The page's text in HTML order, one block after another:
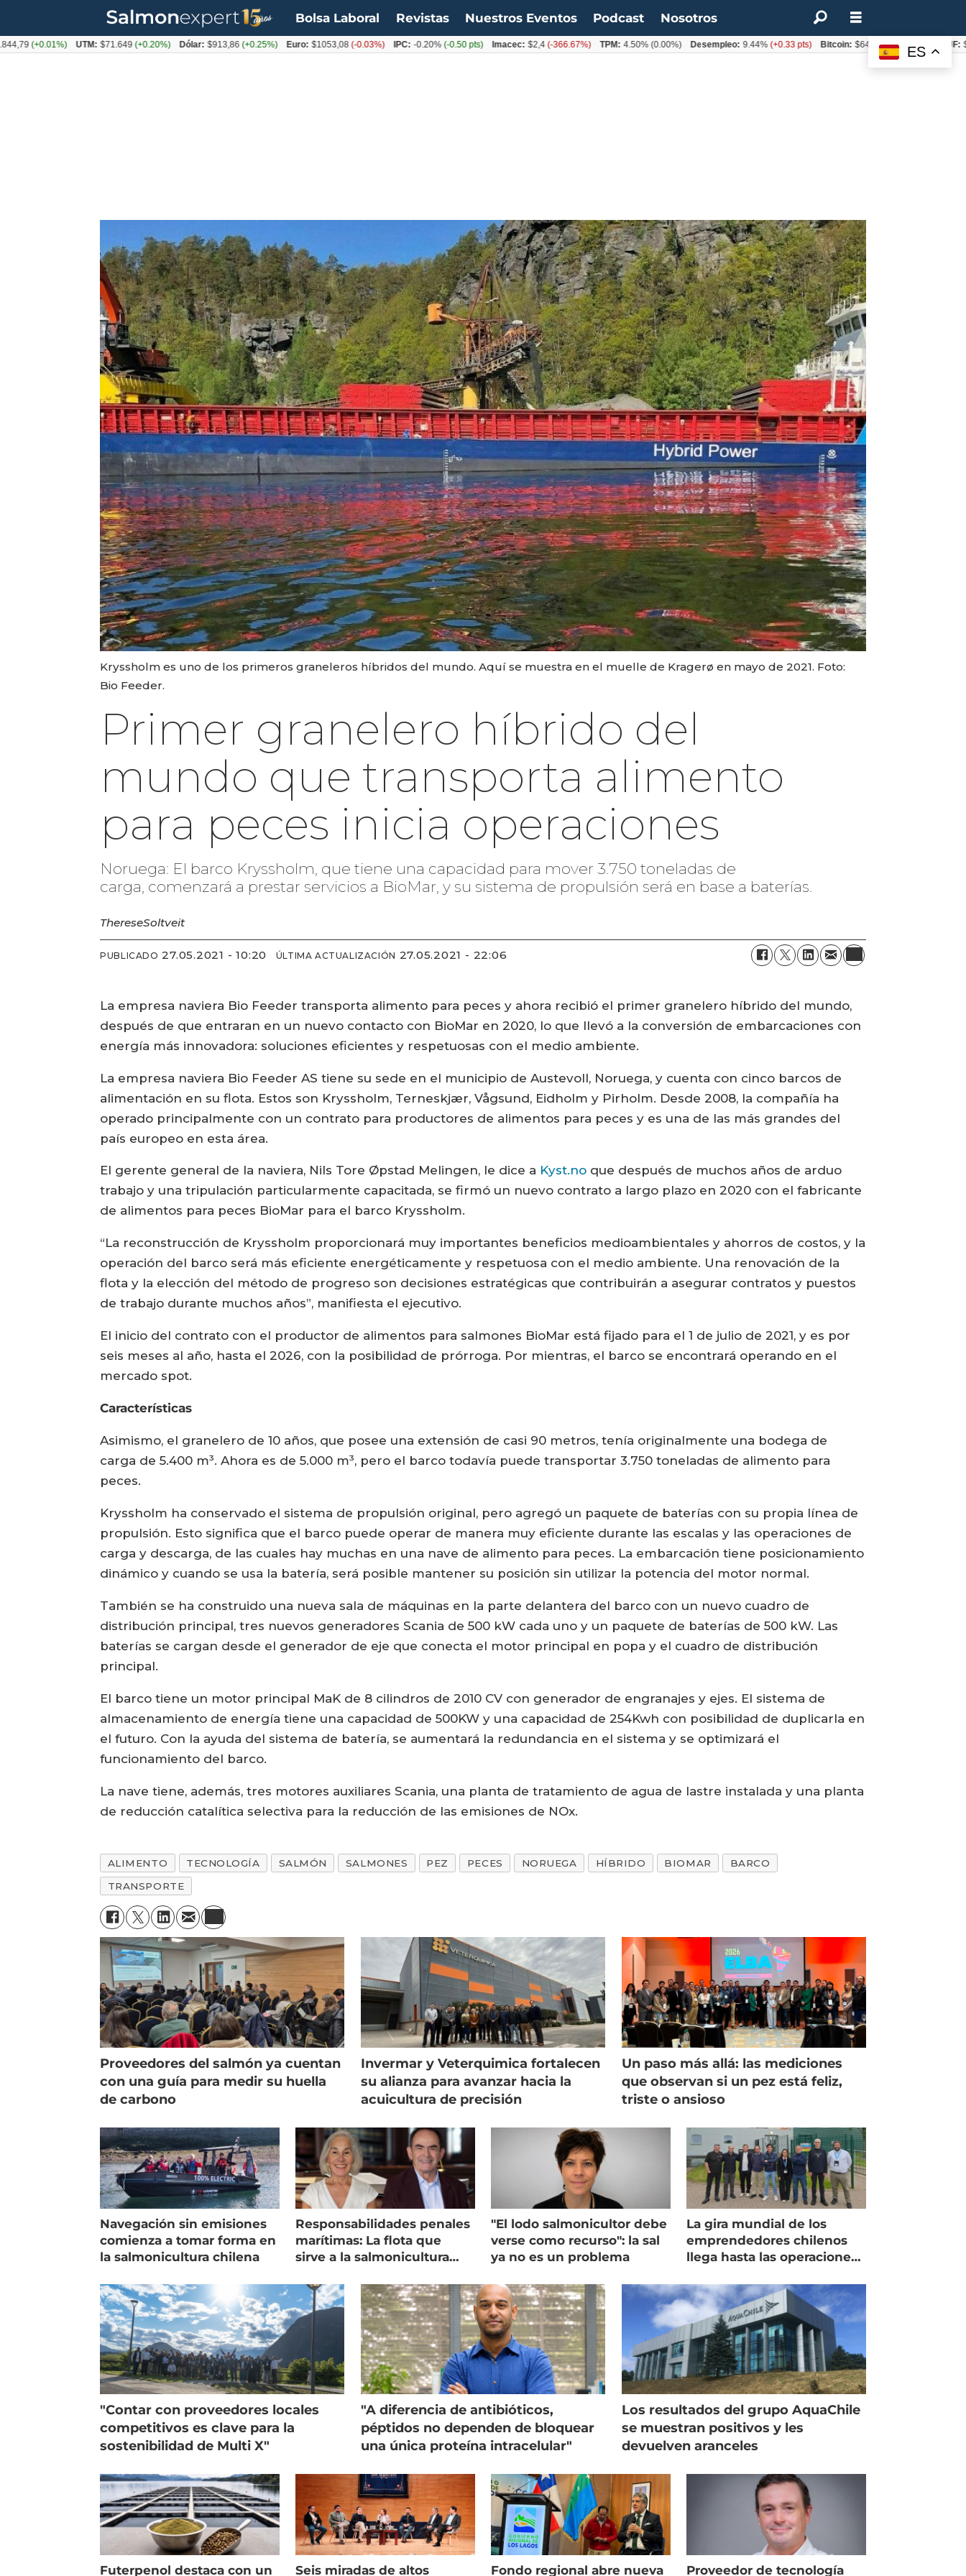
Bolsa Laboral Revistas Nuestros Eventos Podcast Nosotros
Kryssholm es uno de los primeros graneleros híbridos del mundo. Aquí se muestra en el muelle de Kragerø en mayo de 2021. Foto:
Bio Feeder.
Primer granelero híbrido del
mundo que transporta alimento
para peces inicia operaciones
Noruega: El barco Kryssholm, que tiene una capacidad para mover 3.750 toneladas de
carga, comenzará a prestar servicios a BioMar, y su sistema de propulsión será en base a baterías.
ThereseSoltveit
PUBLICADO 27.05.2021 - 10:20 ÚLTIMA ACTUALIZACIÓN 27.05.2021 - 22:06
La empresa naviera Bio Feeder transporta alimento para peces y ahora recibió el primer granelero híbrido del mundo,
después de que entraran en un nuevo contacto con BioMar en 2020, lo que llevó a la conversión de embarcaciones con
energía más innovadora: soluciones eficientes y respetuosas con el medio ambiente.
La empresa naviera Bio Feeder AS tiene su sede en el municipio de Austevoll, Noruega, y cuenta con cinco barcos de
alimentación en su flota. Estos son Kryssholm, Terneskjær, Vågsund, Eidholm y Pirholm. Desde 2008, la compañía ha
operado principalmente con un contrato para productores de alimentos para peces y es una de las más grandes del
país europeo en esta área.
El gerente general de la naviera, Nils Tore Øpstad Melingen, le dice a Kyst.no que después de muchos años de arduo
trabajo y una tripulación particularmente capacitada, se firmó un nuevo contrato a largo plazo en 2020 con el fabricante
de alimentos para peces BioMar para el barco Kryssholm.
“La reconstrucción de Kryssholm proporcionará muy importantes beneficios medioambientales y ahorros de costos, y la
operación del barco será más eficiente energéticamente y respetuosa con el medio ambiente. Una renovación de la
flota y la elección del método de progreso son decisiones estratégicas que contribuirán a asegurar contratos y puestos
de trabajo durante muchos años”, manifiesta el ejecutivo.
El inicio del contrato con el productor de alimentos para salmones BioMar está fijado para el 1 de julio de 2021, y es por
seis meses al año, hasta el 2026, con la posibilidad de prórroga. Por mientras, el barco se encontrará operando en el
mercado spot.
Características
Asimismo, el granelero de 10 años, que posee una extensión de casi 90 metros, tenía originalmente una bodega de
carga de 5.400 m³. Ahora es de 5.000 m³, pero el barco todavía puede transportar 3.750 toneladas de alimento para
peces.
Kryssholm ha conservado el sistema de propulsión original, pero agregó un paquete de baterías con su propia línea de
propulsión. Esto significa que el barco puede operar de manera muy eficiente durante las escalas y las operaciones de
carga y descarga, de las cuales hay muchas en una nave de alimento para peces. La embarcación tiene posicionamiento
dinámico y cuando se usa la batería, será posible mantener su posición sin utilizar la potencia del motor normal.
También se ha construido una nueva sala de máquinas en la parte delantera del barco con un nuevo cuadro de
distribución principal, tres nuevos generadores Scania de 500 kW cada uno y un paquete de baterías de 500 kW. Las
baterías se cargan desde el generador de eje que conecta el motor principal en popa y el cuadro de distribución
principal.
El barco tiene un motor principal MaK de 8 cilindros de 2010 CV con generador de engranajes y ejes. El sistema de
almacenamiento de energía tiene una capacidad de 500KW y una capacidad de 254Kwh con posibilidad de duplicarla en
el futuro. Con la ayuda del sistema de batería, se aumentará la redundancia en el sistema y se optimizará el
funcionamiento del barco.
La nave tiene, además, tres motores auxiliares Scania, una planta de tratamiento de agua de lastre instalada y una planta
de reducción catalítica selectiva para la reducción de las emisiones de NOx.
ALIMENTO TECNOLOGÍA SALMÓN SALMONES PEZ PECES NORUEGA HÍBRIDO BIOMAR
BARCO
TRANSPORTE
Proveedores del salmón ya cuentan
con una guía para medir su huella
de carbono
Invermar y Veterquimica fortalecen
su alianza para avanzar hacia la
acuicultura de precisión
Un paso más allá: las mediciones
que observan si un pez está feliz,
triste o ansioso
Navegación sin emisiones
comienza a tomar forma en
la salmonicultura chilena
Responsabilidades penales
marítimas: La flota que
sirve a la salmonicultura
"El lodo salmonicultor debe
verse como recurso": la sal
ya no es un problema
La gira mundial de los
emprendedores chilenos
llega hasta las operaciones
"Contar con proveedores locales
competitivos es clave para la
sostenibilidad de Multi X"
"A diferencia de antibióticos,
péptidos no dependen de bloquear
una única proteína intracelular"
Los resultados del grupo AquaChile
se muestran positivos y les
devuelven aranceles
Futerpenol destaca con un Seis miradas de altos Fondo regional abre nueva Proveedor de tecnología
ES
(+0.01%) UTM: $71.649(+0.20%) Dólar: $913,86(+0.25%) Euro: $1053,08(-0.03%) IPC: -0.20%(-0.50 pts) Imacec: $2,4(-366.67%) TPM: 4.50%(0.00%) Desempleo: 9.44%(+0.33 pts) Bitcoin: $64.600,08 (+2.93%)